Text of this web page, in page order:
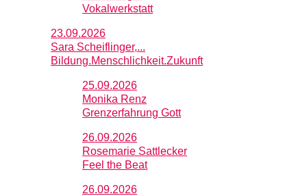
Vokalwerkstatt
23.09.2026
Sara Scheiflinger,...
Bildung.Menschlichkeit.Zukunft
25.09.2026
Monika Renz
Grenzerfahrung Gott
26.09.2026
Rosemarie Sattlecker
Feel the Beat
26.09.2026